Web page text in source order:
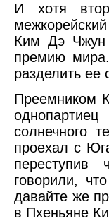
И хотя
Ким Дэ Чжун
премию
разделить
Преемником
солнечного
проехал с
говорили,
давайте же
в Пхеньяне